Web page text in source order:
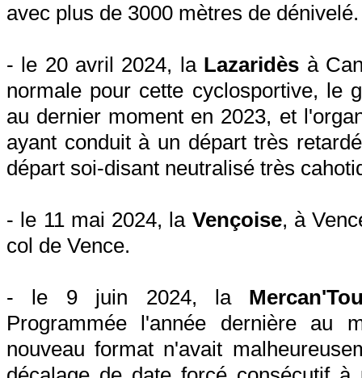
avec plus de 3000 mètres de dénivelé.
- le 20 avril 2024, la Lazaridès à
normale pour cette cyclosportive, le
au dernier moment en 2023, et
ayant conduit à un départ très
départ soi-disant neutralisé très
- le 11 mai 2024, la Vençoise, à
col de Vence.
- le 9 juin 2024, la
Programmée l'année dernière au
nouveau format n'avait